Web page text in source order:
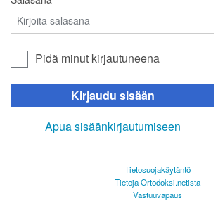
Pidä minut kirjautuneena
Kirjaudu sisään
Apua sisäänkirjautumiseen
Tietosuojakäytäntö
Tietoja Ortodoksi.netista
Vastuuvapaus